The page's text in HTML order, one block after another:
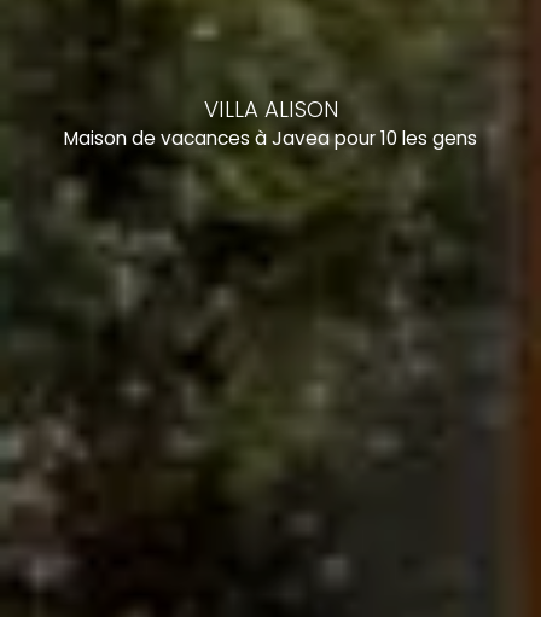
VILLA ALISON
Maison de vacances à Javea pour 10 les gens